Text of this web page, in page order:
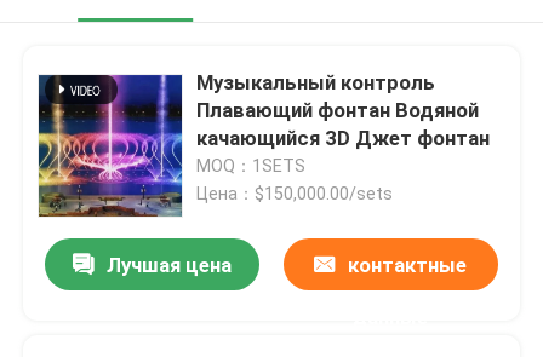
Музыкальный контроль
Плавающий фонтан Водяной
качающийся 3D Джет фонтан
MOQ：1SETS
Цена：$150,000.00/sets
Лучшая цена контактные